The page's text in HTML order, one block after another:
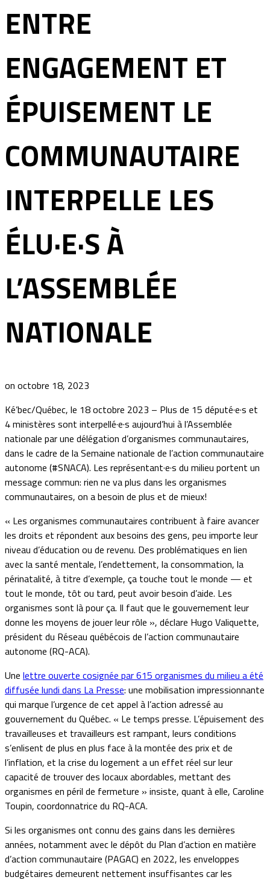
ENTRE
ENGAGEMENT ET
ÉPUISEMENT LE
COMMUNAUTAIRE
INTERPELLE LES
ÉLU·E·S À
L’ASSEMBLÉE
NATIONALE
on octobre 18, 2023
Ké’bec/Québec, le 18 octobre 2023 – Plus de 15 député·e·s et
4 ministères sont interpellé·e·s aujourd’hui à l’Assemblée
nationale par une délégation d’organismes communautaires,
dans le cadre de la Semaine nationale de l’action communautaire
autonome (#SNACA). Les représentant·e·s du milieu portent un
message commun: rien ne va plus dans les organismes
communautaires, on a besoin de plus et de mieux!
« Les organismes communautaires contribuent à faire avancer
les droits et répondent aux besoins des gens, peu importe leur
niveau d’éducation ou de revenu. Des problématiques en lien
avec la santé mentale, l’endettement, la consommation, la
périnatalité, à titre d’exemple, ça touche tout le monde — et
tout le monde, tôt ou tard, peut avoir besoin d’aide. Les
organismes sont là pour ça. Il faut que le gouvernement leur
donne les moyens de jouer leur rôle », déclare Hugo Valiquette,
président du Réseau québécois de l’action communautaire
autonome (RQ-ACA).
Une lettre ouverte cosignée par 615 organismes du milieu a été
diffusée lundi dans La Presse: une mobilisation impressionnante
qui marque l’urgence de cet appel à l’action adressé au
gouvernement du Québec. « Le temps presse. L’épuisement des
travailleuses et travailleurs est rampant, leurs conditions
s’enlisent de plus en plus face à la montée des prix et de
l’inflation, et la crise du logement a un effet réel sur leur
capacité de trouver des locaux abordables, mettant des
organismes en péril de fermeture » insiste, quant à elle, Caroline
Toupin, coordonnatrice du RQ-ACA.
Si les organismes ont connu des gains dans les dernières
années, notamment avec le dépôt du Plan d’action en matière
d’action communautaire (PAGAC) en 2022, les enveloppes
budgétaires demeurent nettement insuffisantes car les